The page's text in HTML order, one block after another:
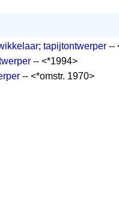
; tapijtontwerper --
-- <*1994>
-- <*omstr. 1970>